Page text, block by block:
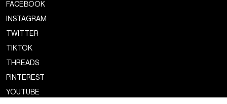
FACEBOOK
INSTAGRAM
TWITTER
TIKTOK
THREADS
PINTEREST
YOUTUBE